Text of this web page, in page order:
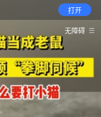
打开
无障碍